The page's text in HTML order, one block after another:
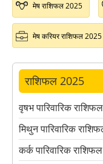
मेष राशिफल 2025
मेष करियर राशिफल 2025
राशिफल 2025
वृषभ पारिवारिक
मिथुन पारिवारिक
कर्क पारिवारिक